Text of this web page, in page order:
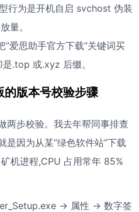
行为是开机自启 svchost 伪装
量。
”爱思助手官方下载”关键词买
.top 或.xyz 后缀。
版本号校验步骤
两步校验。我去年帮同事排查
是因为从某”绿色软件站”下载
机进程,CPU 占用常年 85%
→ 属性 → 数字签